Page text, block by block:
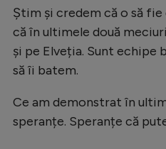
JO 2026
Intră în cont
Știm și credem că o să
că în ultimele două
și pe Elveția. Sunt echipe
să îi batem.
Ce am demonstrat în
speranțe. Speranțe că